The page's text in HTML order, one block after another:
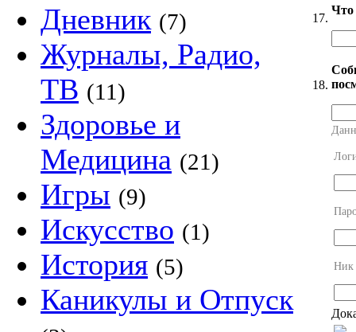
Дневник (7)
Журналы, Радио,
ТВ (11)
Здоровье и
Медицина (21)
Игры (9)
Искусство (1)
История (5)
Каникулы и Отпуск
17.
Что
18.
Ник